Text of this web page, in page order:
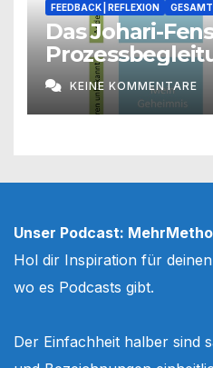
FEEDBACK | REFLEXION
Das Johari-
KEINE KOMMENTARE
Unser Podcast:
Hol dir Inspiration für
wo es Podcasts gibt.
Der Einfachheit halber sind